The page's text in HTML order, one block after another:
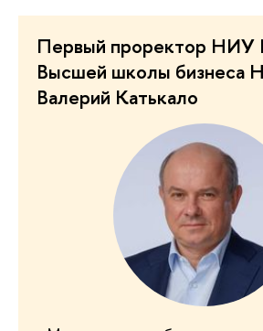
Первый проректор
Высшей школы
Валерий Катькало